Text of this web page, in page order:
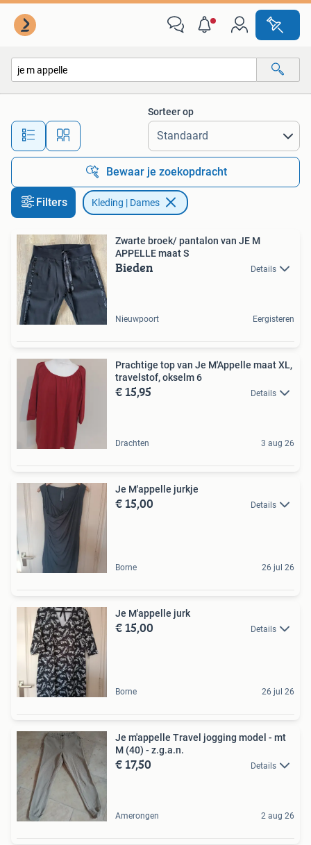
Alle afstanden…
Sorteer op
Bewaar je zoekopdracht
Filters Kleding | Dames
Zwarte broek/ pantalon van JE M
APPELLE maat S
Bieden Details
Nieuwpoort Eergisteren
Prachtige top van Je M'Appelle maat XL,
travelstof, okselm 6
€ 15,95 Details
Drachten 3 aug 26
Je M'appelle jurkje
€ 15,00 Details
Borne 26 jul 26
Je M'appelle jurk
€ 15,00 Details
Borne 26 jul 26
Je m'appelle Travel jogging model - mt
M (40) - z.g.a.n.
€ 17,50 Details
Amerongen 2 aug 26